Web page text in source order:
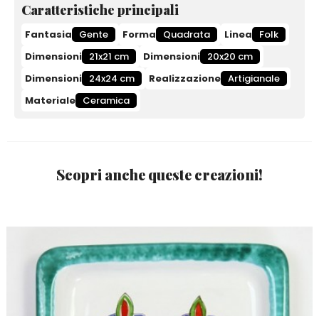
Caratteristiche principali
Fantasia Gente Forma Quadrata Linea
Folk
Dimensioni 21x21 cm Dimensioni 20x20 cm
Dimensioni 24x24 cm Realizzazione Artigianale
Materiale Ceramica
Scopri anche queste creazioni!